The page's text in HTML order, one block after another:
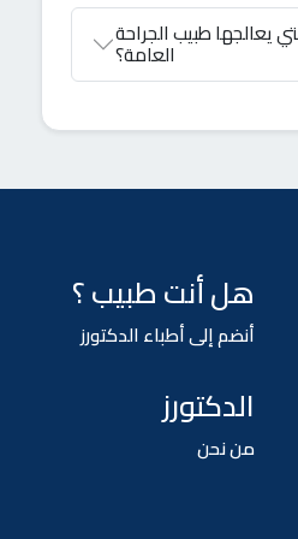
يعالجها طبيب الجراحة
العامة؟
هل أنت طبيب ؟
أنضم إلى أطباء الدكتورز
الدكتورز
من نحن
مرحباً! 👋
كيف يمكننا مساعدتك؟